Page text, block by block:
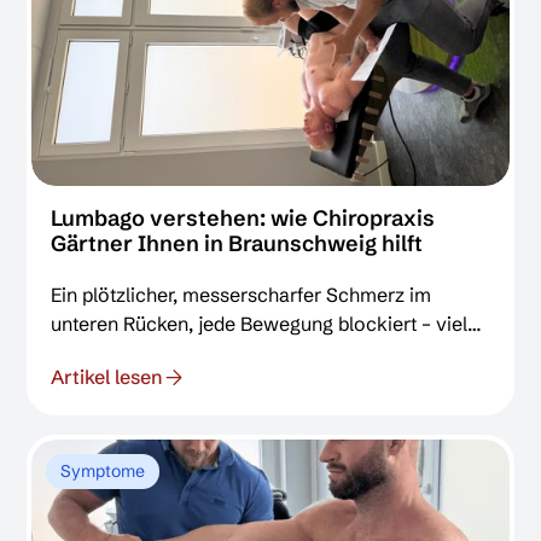
Lumbago verstehen: wie Chiropraxis
Gärtner Ihnen in Braunschweig hilft
Ein plötzlicher, messerscharfer Schmerz im
unteren Rücken, jede Bewegung blockiert – viele
Hexenschuss genannt, buchstäblich von einer
Chiropraxis Gärtner in Braunschweig sehen wir
diese Form akuter Rückenschmerzen häufig und
verbinden evidenzbasierte Diagnostik mit
moderner Chiropraktik, Osteopathie und
Artikel lesen
Symptome